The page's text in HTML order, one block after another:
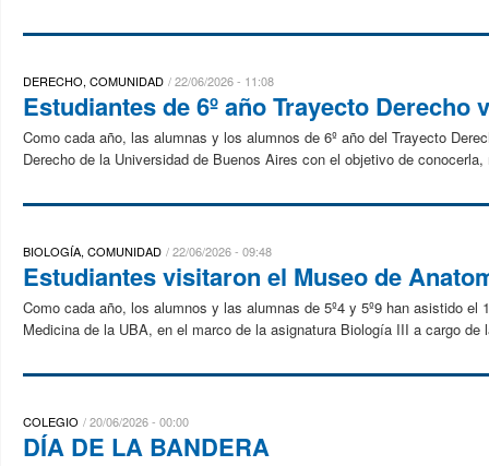
DERECHO, COMUNIDAD 22/06/2026 - 11:08
Estudiantes de 6º año Trayecto Derecho
Como cada año, las alumnas y los alumnos de 6º año del Trayecto
Derecho de la Universidad de Buenos Aires con el objetivo de
BIOLOGÍA, COMUNIDAD 22/06/2026 - 09:48
Estudiantes visitaron el Museo de
Como cada año, los alumnos y las alumnas de 5º4 y 5º9 han asistido
Medicina de la UBA, en el marco de la asignatura Biología III a cargo de
COLEGIO 20/06/2026 - 00:00
DÍA DE LA BANDERA